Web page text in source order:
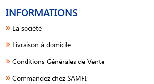
INFORMATIONS
La société
Livraison à domicile
Conditions Générales de Vente
Commandez chez SAMFI